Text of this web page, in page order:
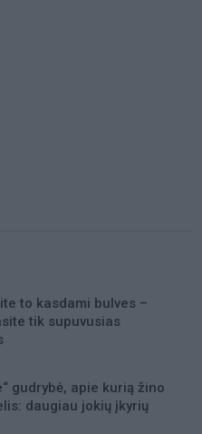
to kasdami bulves –
tik supuvusias
gudrybė, apie kurią žino
daugiau jokių įkyrių